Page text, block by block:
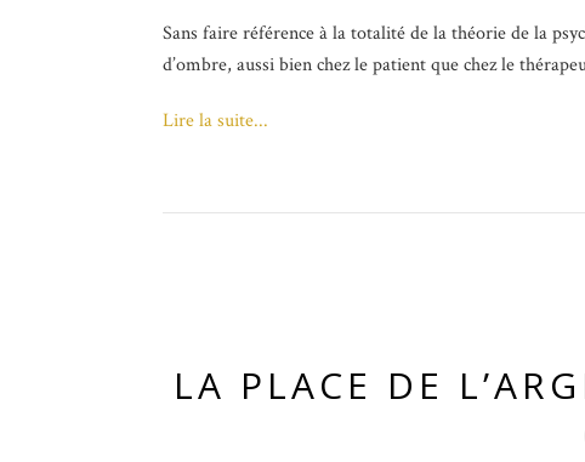
Sans faire référence à la totalité de la théorie de la
d’ombre, aussi bien chez le patient que chez le
Lire la suite...
LA PLACE DE